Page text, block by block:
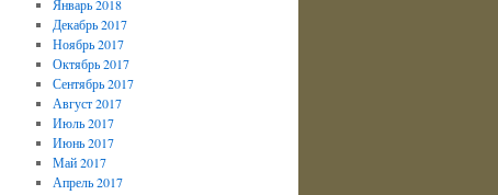
Январь 2018
Декабрь 2017
Ноябрь 2017
Октябрь 2017
Сентябрь 2017
Август 2017
Июль 2017
Июнь 2017
Май 2017
Апрель 2017